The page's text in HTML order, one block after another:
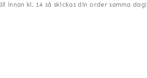
innan kl. 14 så skickas din order samma dag!